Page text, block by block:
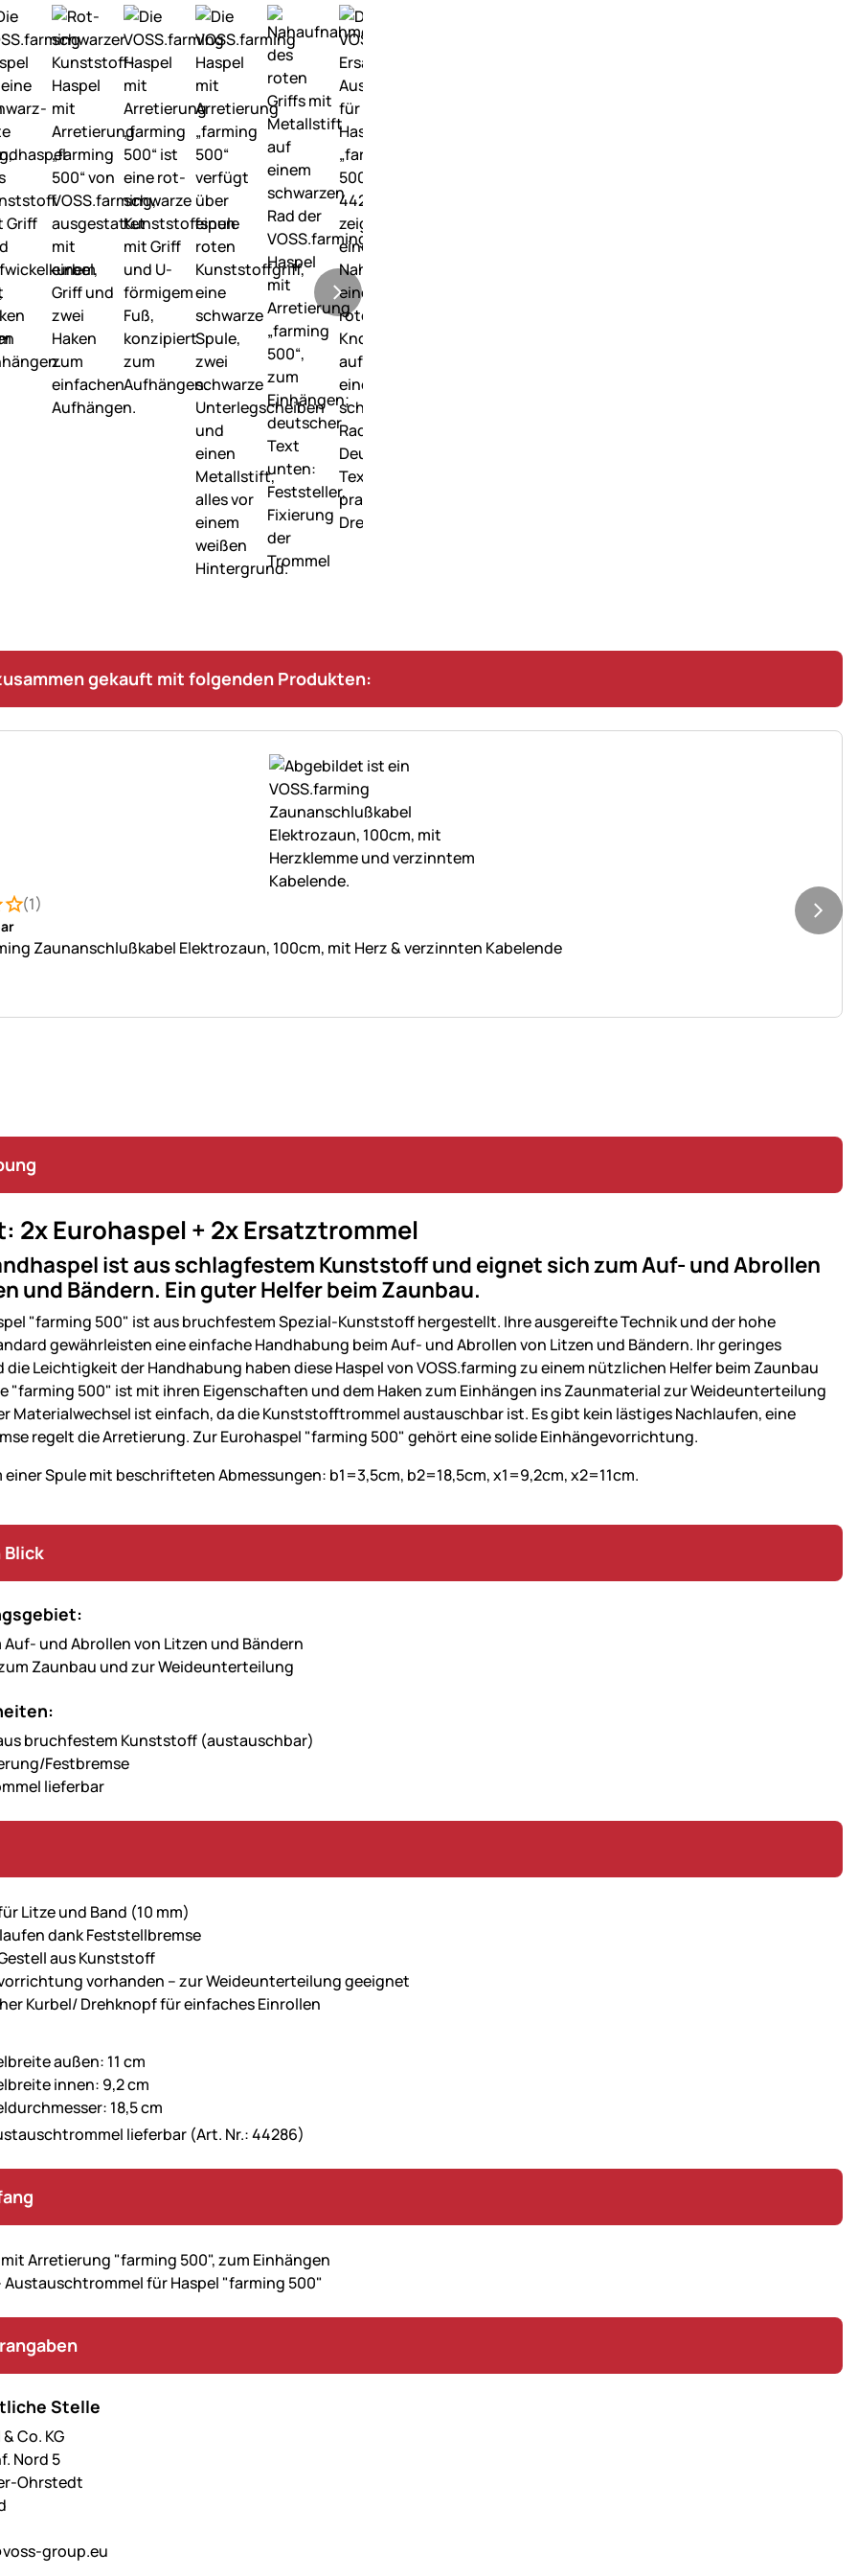
gekauft mit folgenden Produkten:
4 von 5 (1 Bewertungen)
(1)
Zaunanschlußkabel Elektrozaun, 100cm, mit Herz & verzinnten Kabelende
2x Eurohaspel + 2x Ersatztrommel
ist aus schlagfestem Kunststoff und eignet sich zum Auf- und Abrollen
und Bändern. Ein guter Helfer beim Zaunbau.
"farming 500" ist aus bruchfestem Spezial-Kunststoff hergestellt. Ihre ausgereifte Technik und der hohe
gewährleisten eine einfache Handhabung beim Auf- und Abrollen von Litzen und Bändern. Ihr geringes
die Leichtigkeit der Handhabung haben diese Haspel von VOSS.farming zu einem nützlichen Helfer beim Zaunbau
"farming 500" ist mit ihren Eigenschaften und dem Haken zum Einhängen ins Zaunmaterial zur Weideunterteilung
Materialwechsel ist einfach, da die Kunststofftrommel austauschbar ist. Es gibt kein lästiges Nachlaufen, eine
regelt die Arretierung. Zur Eurohaspel "farming 500" gehört eine solide Einhängevorrichtung.
Blick
und Abrollen von Litzen und Bändern
Zaunbau und zur Weideunterteilung
bruchfestem Kunststoff (austauschbar)
Festbremse
lieferbar
Litze und Band (10 mm)
dank Feststellbremse
aus Kunststoff
vorhanden – zur Weideunterteilung geeignet
Kurbel/ Drehknopf für einfaches Einrollen
außen: 11 cm
innen: 9,2 cm
18,5 cm
lieferbar (Art. Nr.: 44286)
Arretierung "farming 500", zum Einhängen
Austauschtrommel für Haspel "farming 500"
Stelle
Co. KG
Nord 5
Ohrstedt
group.eu